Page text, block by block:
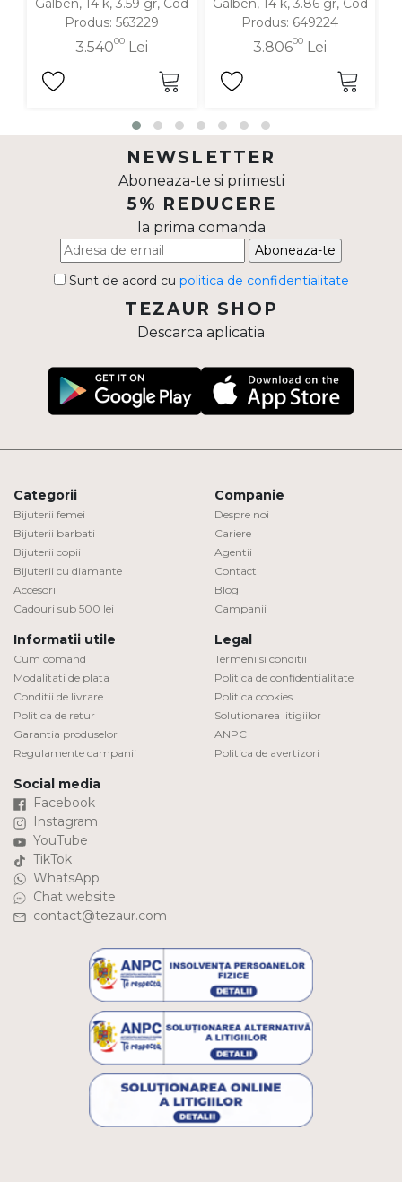
Galben, 14 k, 3.59 gr, Cod
Produs: 563229
3.54000Lei
Galben, 14 k, 3.86 gr, Cod
Produs: 649224
3.80600 Lei
NEWSLETTER
Aboneaza-te si primesti
5% REDUCERE
la prima comanda
Aboneaza-te
Sunt de acord cu politica de confidentialitate
TEZAUR SHOP
Descarca aplicatia
Categorii
Bijuterii femei
Bijuterii barbati
Bijuterii copii
Bijuterii cu diamante
Accesorii
Cadouri sub 500 lei
Companie
Despre noi
Cariere
Agentii
Contact
Blog
Campanii
Informatii utile
Cum comand
Modalitati de plata
Conditii de livrare
Politica de retur
Garantia produselor
Regulamente campanii
Legal
Termeni si conditii
Politica de confidentialitate
Politica cookies
Solutionarea litigiilor
ANPC
Politica de avertizori
Social media
Facebook
Instagram
YouTube
TikTok
WhatsApp
Chat website
contact@tezaur.com